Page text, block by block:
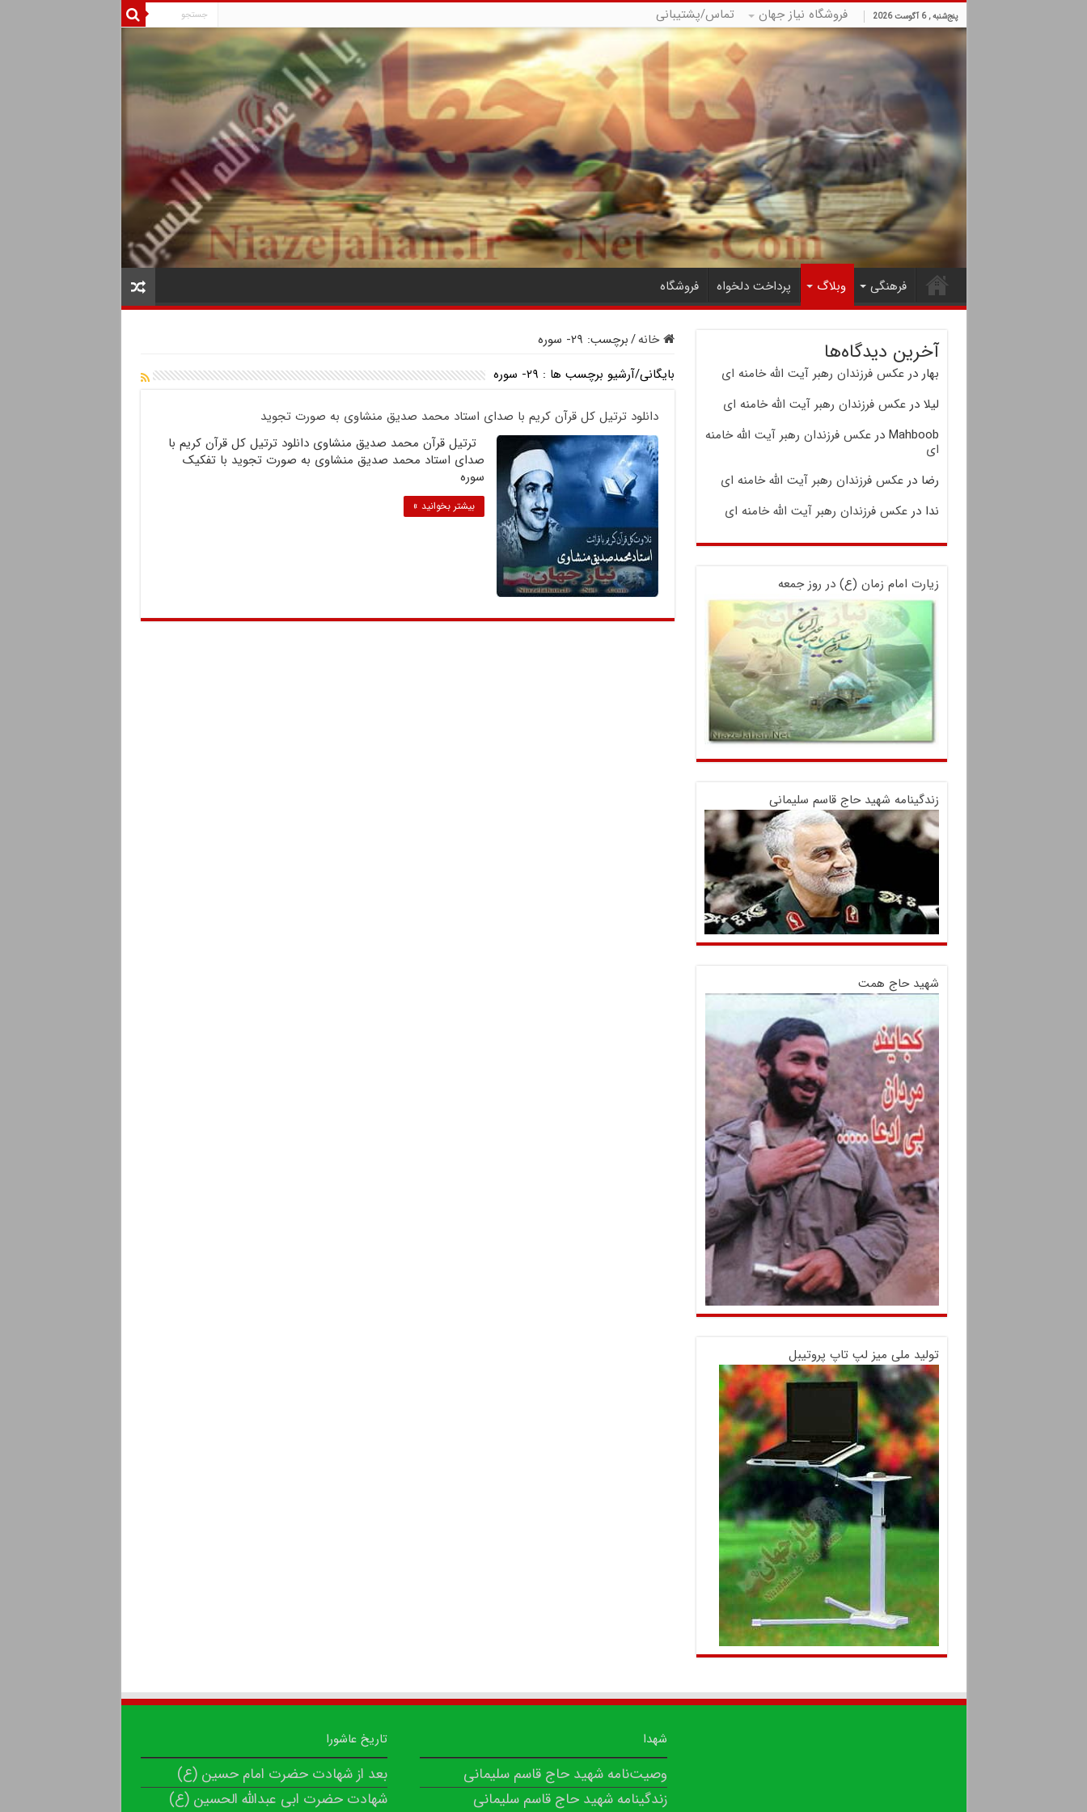
پنج‌شنبه , 6 آگوست 2026 فروشگاه نیاز جهان تماس/پشتیبانی
فرهنگی وبلاگ پرداخت دلخواه فروشگاه
خانه/برچسب: ۲۹- سوره
بایگانی/آرشیو برچسب ها : ۲۹- سوره
دانلود ترتیل کل قرآن کریم با صدای استاد محمد صدیق منشاوی به صورت تجوید
ترتیل قرآن محمد صدیق منشاوی دانلود ترتیل کل قرآن کریم با
صدای استاد محمد صدیق منشاوی به صورت تجوید با تفکیک
سوره
بیشتر بخوانید »
آخرین دیدگاه‌ها
بهار درعکس فرزندان رهبر آیت الله خامنه ای
لیلا درعکس فرزندان رهبر آیت الله خامنه ای
Mahboob درعکس فرزندان رهبر آیت الله خامنه
ای
رضا درعکس فرزندان رهبر آیت الله خامنه ای
ندا درعکس فرزندان رهبر آیت الله خامنه ای
زیارت امام زمان (ع) در روز جمعه
زندگینامه شهید حاج قاسم سلیمانی
شهید حاج همت
تولید ملی میز لپ تاپ پروتیبل
شهدا
وصیت‌نامه شهید حاج قاسم سلیمانی
زندگینامه شهید حاج قاسم سلیمانی
تاریخ عاشورا
بعد از شهادت حضرت امام حسین (ع)
شهادت حضرت ابی عبدالله الحسین (ع)